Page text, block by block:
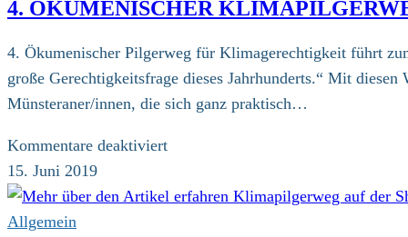
als
und
konsumieren“:
Klimapilger
in
4. ÖKUMENISCHER
4. Ökumenischer Pilgerweg für Klimagerechtigkeit führt
große Gerechtigkeitsfrage dieses Jahrhunderts.“ Mit
Münsteraner/innen, die sich ganz praktisch…
Kommentare deaktiviertfür
Ökumenischer
15. Juni 2019
Allgemein